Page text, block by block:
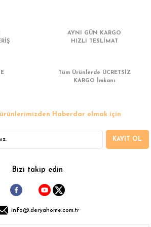
eksik bilgiler bulunuyor.
alternatifler olmalı.
AYNI GÜN KARGO
HIZLI TESLİMAT
Tüm Ürünlerde ÜCRETSİZ
KARGO İmkanı
Haberdar olmak için
KAYIT OL
Bizi takip edin
info@.deryahome.com.tr